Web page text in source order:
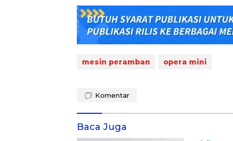
mesin peramban opera mini
Komentar
Baca Juga